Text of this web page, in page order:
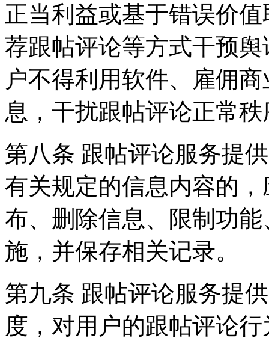
正当利益或基于错误价
荐跟帖评论等方式干预
户不得利用软件、雇佣
息，干扰跟帖评论正常
第八条 跟帖评论服务提
有关规定的信息内容的
布、删除信息、限制功
施，并保存相关记录。
第九条 跟帖评论服务提
度，对用户的跟帖评论